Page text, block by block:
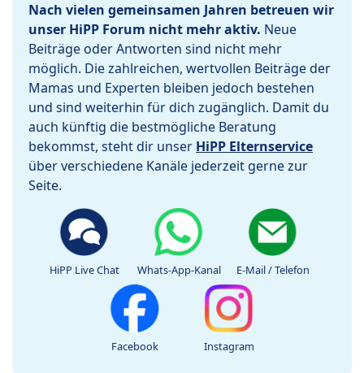
Nach vielen gemeinsamen Jahren betreuen wir
unser HiPP Forum nicht mehr aktiv. Neue
Beiträge oder Antworten sind nicht mehr
möglich. Die zahlreichen, wertvollen Beiträge der
Mamas und Experten bleiben jedoch bestehen
und sind weiterhin für dich zugänglich. Damit du
auch künftig die bestmögliche Beratung
bekommst, steht dir unser HiPP Elternservice
über verschiedene Kanäle jederzeit gerne zur
Seite.
HiPP Live Chat Whats-App-Kanal E-Mail / Telefon
Facebook Instagram